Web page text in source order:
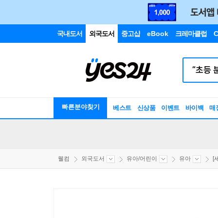
국내도서 외국도서 중고샵 eBook 크레마클럽
빠른분야찾기 베스트 신상품 이벤트 바이백 매
웰컴 외국도서 유아/어린이 유아 [